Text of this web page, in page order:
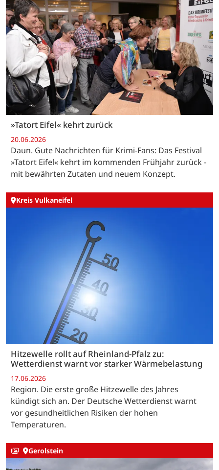
»Tatort Eifel« kehrt zurück
20.06.2026
Daun. Gute Nachrichten für Krimi-Fans: Das Festival
»Tatort Eifel« kehrt im kommenden Frühjahr zurück -
mit bewährten Zutaten und neuem Konzept.
Kreis Vulkaneifel
Hitzewelle rollt auf Rheinland-Pfalz zu:
Wetterdienst warnt vor starker Wärmebelastung
17.06.2026
Region. Die erste große Hitzewelle des Jahres
kündigt sich an. Der Deutsche Wetterdienst warnt
vor gesundheitlichen Risiken der hohen
Temperaturen.
Gerolstein